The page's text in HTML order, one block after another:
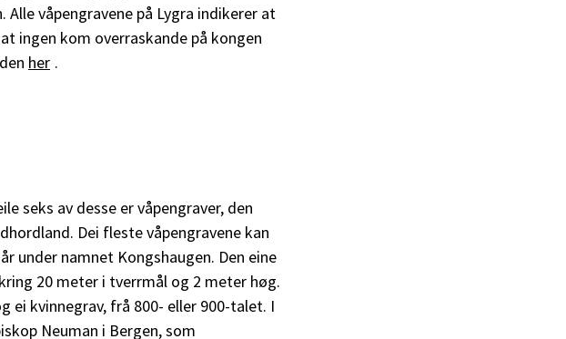
våpengravene på Lygra indikerer at
ingen kom overraskande på kongen
her .
seks av desse er våpengraver, den
Dei fleste våpengravene kan
under namnet Kongshaugen. Den eine
20 meter i tverrmål og 2 meter høg.
ei kvinnegrav, frå 800- eller 900-talet. I
Neuman i Bergen, som